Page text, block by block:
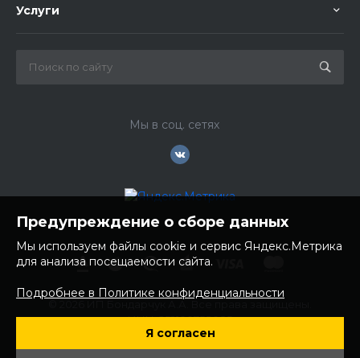
Услуги
Мы в соц. сетях
ИНН: 252100758085
ОГРНИП: 304250236200270
Юр. адрес: 692481 Приморский край, Надеждинский район,
Предупреждение о сборе данных
Мы используем файлы cookie и сервис Яндекс.Метрика
для анализа посещаемости сайта.
Подробнее в Политике конфиденциальности
Я согласен